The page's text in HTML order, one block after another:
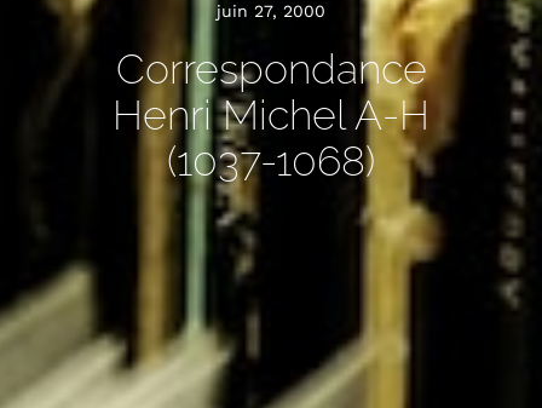
juin 27, 2000
Correspondance
Henri Michel A-H
(1037-1068)